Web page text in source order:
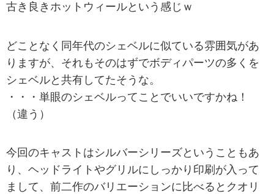
古き良きホットウィールという感じｗ
どことなく同年代のシェベルに似ている雰囲気があ
りますが、それもそのはずでボディパーツの多くを
シェベルと共有してたそうな。
・・・単眼のシェベルってことでいいですかね！
（違う）
今回のキャストはシルバーシリーズということもあ
り、ヘッドライトやグリルにしっかり印刷が入って
まして、前二作のバリエーションに比べるとクオリ